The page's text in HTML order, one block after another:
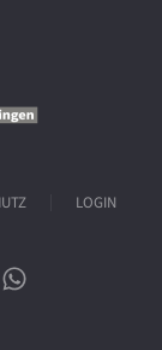
LOGIN